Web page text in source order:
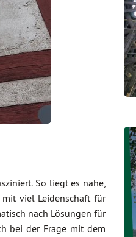
So liegt es nahe,
viel Leidenschaft für
nach Lösungen für
bei der Frage mit dem